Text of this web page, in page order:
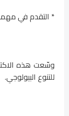
* التقدم في
وسّعت هذه
للتنوع البيولوجي.